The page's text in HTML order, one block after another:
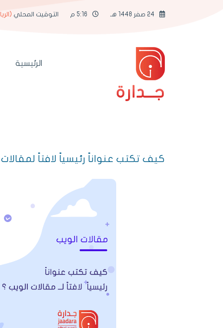
التوقيت المحلي
جــدارة
الرئيسية
كيف تكتب عنواناً رئيسياً لافتاً